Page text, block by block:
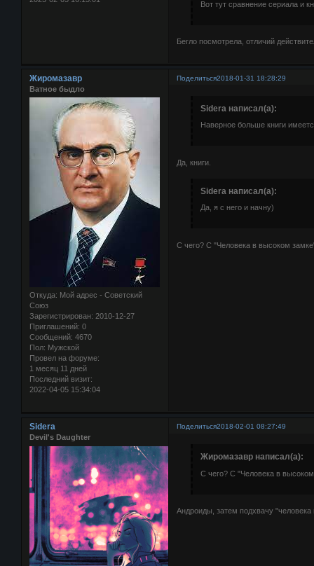
Вот тут сравнение сериала и
Бегло посмотрела, отличий
Поделиться2018-01-31 18:28:29
Жиромазавр
Ватное быдло
Откуда: Мой адрес - Советский
Союз
Зарегистрирован: 2010-12-27
Приглашений: 0
Сообщений: 4670
Пол: Мужской
Провел на форуме:
1 месяц 11 дней
Последний визит:
2022-04-05 15:34:04
Sidera написал(а):
Наверное больше книги
Да, книги.
Sidera написал(а):
Да, я с него и начну)
С чего? С "Человека в высоком
Поделиться2018-02-01 08:27:49
Sidera
Devil's Daughter
Жиромазавр написал(а):
С чего? С "Человека в
Андроиды, затем подхвачу